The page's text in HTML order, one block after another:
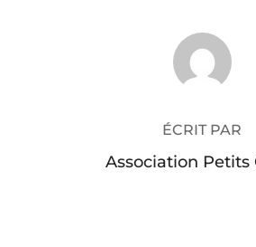
AUTEUR DE LA
ÉCRIT PAR
Association Petits